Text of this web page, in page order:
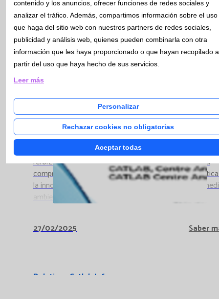
permite contribuir a un sistema de salud sostenible y que
los laboratorios sean respetuosos con el medio
asegurando que los recursos se utilicen de manera
eficiente desde perspectivas ecológicas, sociales y
económicas, a la vez que se proporcionen servicios de
calidad a los pacientes. Para conseguir esta certificación,
Catlab tiene que cumplir : ✅ El control adecuado de los
la energía y del agua para reducir su consumo ✅ La
correcta gestión de los residuos generados en el
laboratorio desde un punto de vista de sostenibilidad ✅
implicación de los proveedores en todo el proceso para
conseguir reducir la huella de carbono. Con este
reforzamos nuestro compromiso con la excelencia y el
compromiso social, demostrando que la calidad
la innovación pueden ir de la mano con el respeto al
ambiente y la sostenibilidad.
27/02/2025 Saber
Boletines Catlab Informa
contenido y los anuncios, ofrecer funciones de redes sociales y
analizar el tráfico. Además, compartimos información sobre el uso
que haga del sitio web con nuestros partners de redes sociales,
publicidad y análisis web, quienes pueden combinarla con otra
información que les haya proporcionado o que hayan recopilado a
partir del uso que haya hecho de sus servicios.
Leer más
Personalizar
Rechazar cookies no obligatorias
Aceptar todas